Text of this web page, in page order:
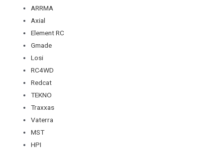
ARRMA
Axial
Element RC
Gmade
Losi
RC4WD
Redcat
TEKNO
Traxxas
Vaterra
MST
HPI